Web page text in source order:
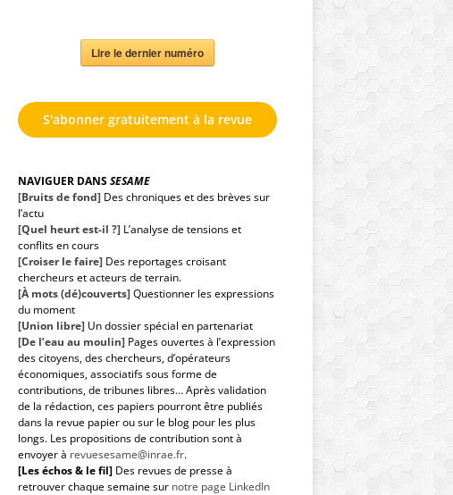
Lire le dernier numéro
S'abonner gratuitement à la revue
NAVIGUER DANSSESAME
[Bruits de fond] Des chroniques et des brèves sur
l’actu
[Quel heurt est-il ?] L’analyse de tensions et
conflits en cours
[Croiser le faire] Des reportages croisant
chercheurs et acteurs de terrain.
[À mots (dé)couverts]Questionner les expressions
du moment
[Union libre] Un dossier spécial en partenariat
[De l’eau au moulin] Pages ouvertes à l’expression
des citoyens, des chercheurs, d’opérateurs
économiques, associatifs sous forme de
contributions, de tribunes libres… Après validation
de la rédaction, ces papiers pourront être publiés
dans la revue papier ou sur le blog pour les plus
longs. Les propositions de contribution sont à
envoyer à revuesesame@inrae.fr.
[Les échos & le fil] Des revues de presse à
retrouver chaque semaine sur notre page LinkedIn